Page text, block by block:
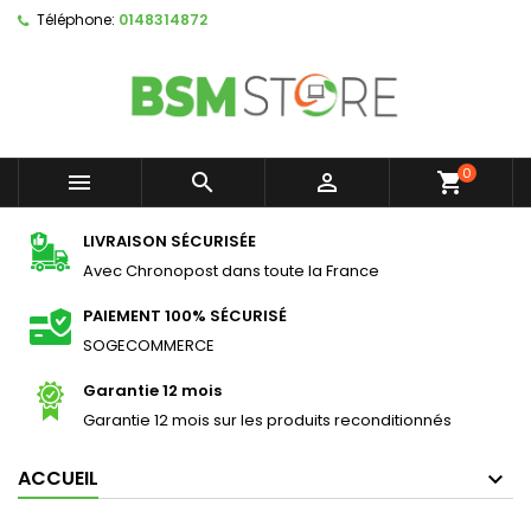
Téléphone: 0148314872
   shopping_cart0
LIVRAISON SÉCURISÉE
Avec Chronopost dans toute la France
PAIEMENT 100% SÉCURISÉ
SOGECOMMERCE
Garantie 12 mois
Garantie 12 mois sur les produits reconditionnés
ACCUEIL
Créer une nouvelle liste
Nom de la liste d'envies
Annuler
Vous devez être connecté pour ajouter des produits
Annuler Connexion